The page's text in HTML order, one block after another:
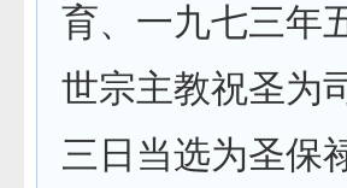
育、一九七三年
世宗主教祝圣为
三日当选为圣保